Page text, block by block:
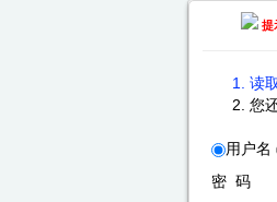
提
读
您
用户名
密 码